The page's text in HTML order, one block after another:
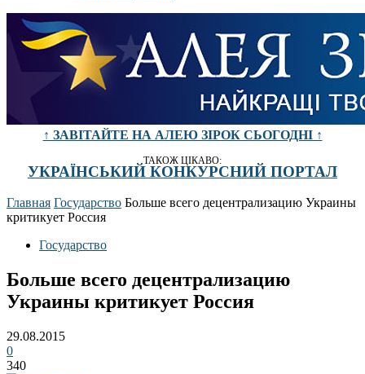
↑ ЗАВІТАЙТЕ НА АЛЕЮ ЗІРОК СЬОГОДНІ ↑
ТАКОЖ ЦІКАВО:
УКРАЇНСЬКИЙ КОНКУРСНИЙ ПОРТАЛ
Главная Государство Больше всего децентрализацию Украины
критикует Россия
Государство
Больше всего децентрализацию
Украины критикует Россия
29.08.2015
0
340